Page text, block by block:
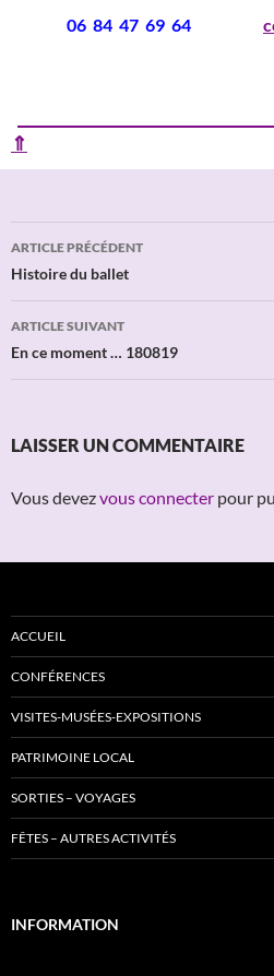
06 84 47 69 64
⇑
Navigation
des
articles
ARTICLE PRÉCÉDENT
Histoire du ballet
ARTICLE SUIVANT
En ce moment … 180819
LAISSER UN COMMENTAIRE
Vous devezvous connecter pour
ACCUEIL
CONFÉRENCES
VISITES-MUSÉES-EXPOSITIONS
PATRIMOINE LOCAL
SORTIES – VOYAGES
FÊTES – AUTRES ACTIVITÉS
INFORMATION